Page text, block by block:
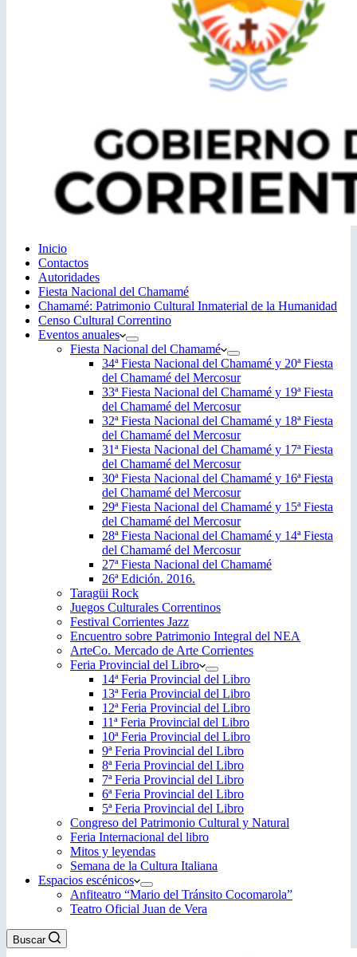
Inicio
Contactos
Autoridades
Fiesta Nacional del Chamamé
Chamamé: Patrimonio Cultural Inmaterial de la Humanidad
Censo Cultural Correntino
Eventos anuales
Fiesta Nacional del Chamamé
34ª Fiesta Nacional del Chamamé y 20ª Fiesta
del Chamamé del Mercosur
33ª Fiesta Nacional del Chamamé y 19ª Fiesta
del Chamamé del Mercosur
32ª Fiesta Nacional del Chamamé y 18ª Fiesta
del Chamamé del Mercosur
31ª Fiesta Nacional del Chamamé y 17ª Fiesta
del Chamamé del Mercosur
30ª Fiesta Nacional del Chamamé y 16ª Fiesta
del Chamamé del Mercosur
29ª Fiesta Nacional del Chamamé y 15ª Fiesta
del Chamamé del Mercosur
28ª Fiesta Nacional del Chamamé y 14ª Fiesta
del Chamamé del Mercosur
27ª Fiesta Nacional del Chamamé
26ª Edición. 2016.
Taragüi Rock
Juegos Culturales Correntinos
Festival Corrientes Jazz
Encuentro sobre Patrimonio Integral del NEA
ArteCo. Mercado de Arte Corrientes
Feria Provincial del Libro
14ª Feria Provincial del Libro
13ª Feria Provincial del Libro
12ª Feria Provincial del Libro
11ª Feria Provincial del Libro
10ª Feria Provincial del Libro
9ª Feria Provincial del Libro
8ª Feria Provincial del Libro
7ª Feria Provincial del Libro
6ª Feria Provincial del Libro
5ª Feria Provincial del Libro
Congreso del Patrimonio Cultural y Natural
Feria Internacional del libro
Mitos y leyendas
Semana de la Cultura Italiana
Espacios escénicos
Anfiteatro “Mario del Tránsito Cocomarola”
Teatro Oficial Juan de Vera
Buscar